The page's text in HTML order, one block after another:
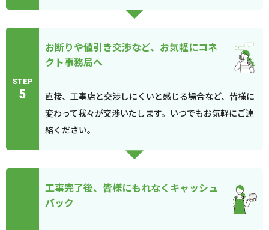
STEP
5
お断りや値引き交渉など、お気軽にコネ
クト事務局へ
直接、工事店と交渉しにくいと感じる場合など、皆様に
変わって我々が交渉いたします。いつでもお気軽にご連
絡ください。
工事完了後、皆様にもれなくキャッシュ
バック